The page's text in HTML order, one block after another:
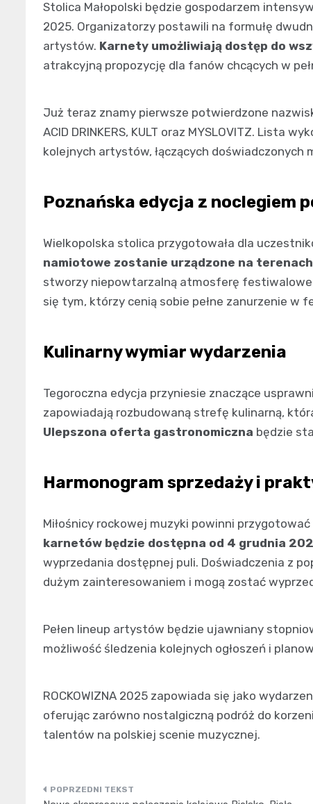
Stolica Małopolski będzie gospodarzem
2025. Organizatorzy postawili na formułę
artystów. Karnety umożliwiają dostęp do
atrakcyjną propozycję dla fanów chcących w
Już teraz znamy pierwsze potwierdzone
ACID DRINKERS, KULT oraz MYSLOVITZ. Lista
kolejnych artystów, łączących doświadczonych
Poznańska edycja z noclegiem
Wielkopolska stolica przygotowała dla
namiotowe zostanie urządzone na
stworzy niepowtarzalną atmosferę
się tym, którzy cenią sobie pełne zanurzenie w
Kulinarny wymiar wydarzenia
Tegoroczna edycja przyniesie znaczące
zapowiadają rozbudowaną strefę kulinarną,
Ulepszona oferta gastronomiczna będzie
Harmonogram sprzedaży i
Miłośnicy rockowej muzyki powinni
karnetów będzie dostępna od 4 grudnia
wyprzedania dostępnej puli. Doświadczenia z
dużym zainteresowaniem i mogą zostać
Pełen lineup artystów będzie ujawniany
możliwość śledzenia kolejnych ogłoszeń i
ROCKOWIZNA 2025 zapowiada się jako
oferując zarówno nostalgiczną podróż do
talentów na polskiej scenie muzycznej.
Nawigacja